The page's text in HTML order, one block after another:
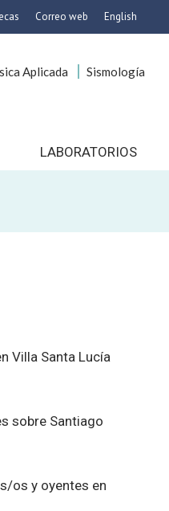
Correo web English
Aplicada Sismología
LABORATORIOS
Villa Santa Lucía
sobre Santiago
os y oyentes en